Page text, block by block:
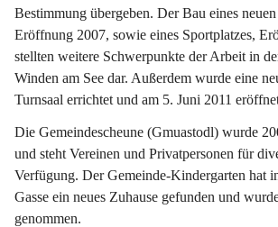
Bestimmung übergeben. Der Bau eines
Eröffnung 2007, sowie eines Sportplatzes,
stellten weitere Schwerpunkte der Arbeit in
Winden am See dar. Außerdem wurde eine
Turnsaal errichtet und am 5. Juni 2011
Die Gemeindescheune (Gmuastodl) wurde
und steht Vereinen und Privatpersonen für
Verfügung. Der Gemeinde-Kindergarten hat
Gasse ein neues Zuhause gefunden und
genommen.